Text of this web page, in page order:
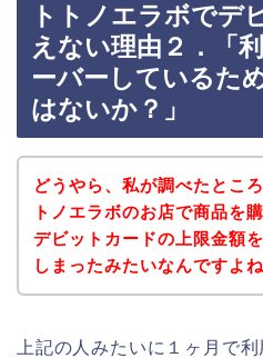
トトノエラボでデ
えない理由２．「
ーバーしているた
はないか？」
どうやら、私が調べたとこ
トノエラボのお店で商品を
デビットカードの上限金額
しまったみたいなんですよ
上記の人みたいに１ヶ月で